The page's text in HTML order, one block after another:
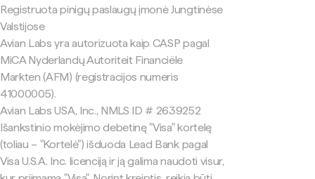
Registruota pinigų paslaugų įmonė Jungtinėse
Valstijose
Avian Labs yra autorizuota kaip CASP pagal
MiCA Nyderlandų Autoriteit Financiële
Markten (AFM) (registracijos numeris
41000005).
Avian Labs USA, Inc., NMLS ID # 2639252
Išankstinio mokėjimo debetinę "Visa" kortelę
(toliau – "Kortelė") išduoda Lead Bank pagal
Visa U.S.A. Inc. licenciją ir ją galima naudoti visur,